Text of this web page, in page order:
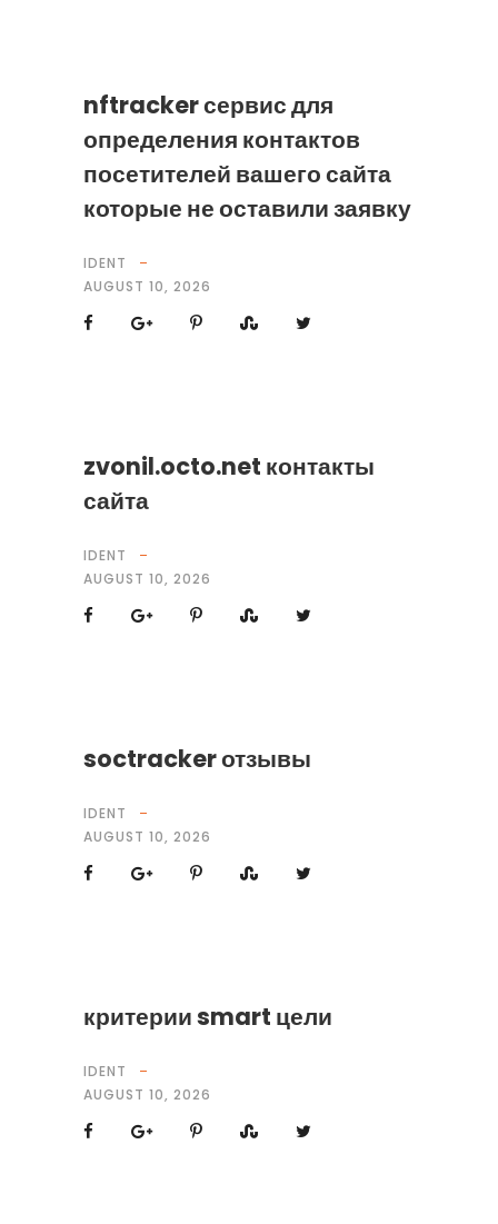
nftracker сервис для
определения контактов
посетителей вашего сайта
которые не оставили заявку
IDENT
AUGUST 10, 2026
zvonil.octo.net контакты
сайта
IDENT
AUGUST 10, 2026
soctracker отзывы
IDENT
AUGUST 10, 2026
критерии smart цели
IDENT
AUGUST 10, 2026